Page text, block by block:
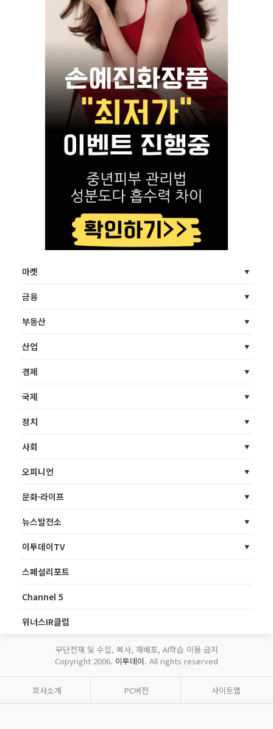
마켓
금융
부동산
산업
경제
국제
정치
사회
오피니언
문화·라이프
뉴스발전소
이투데이TV
스페셜리포트
Channel 5
위너스IR클럽
무단전재 및 수집, 복사, 재배포, AI학습 이용 금지
Copyright 2006. 이투데이. All rights reserved
회사소개 PC버전 사이트맵